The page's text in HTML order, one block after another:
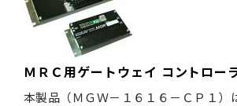
ＭＲＣ用ゲートウェイ コントロー
本製品（ＭＧＷ－１６１６－ＣＰ１）